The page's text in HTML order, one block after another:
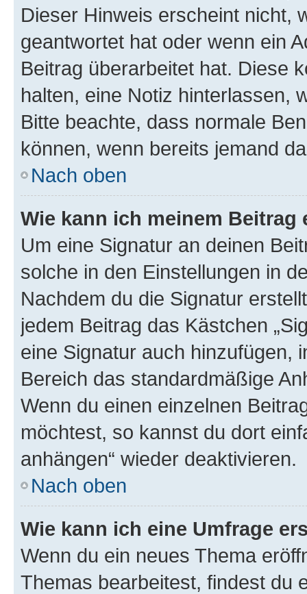
Dieser Hinweis erscheint nicht,
geantwortet hat oder wenn ein
Beitrag überarbeitet hat. Diese
halten, eine Notiz hinterlassen,
Bitte beachte, dass normale
können, wenn bereits jemand
Nach oben
Wie kann ich meinem
Um eine Signatur an deinen
solche in den Einstellungen in
Nachdem du die Signatur
jedem Beitrag das Kästchen
eine Signatur auch hinzufügen,
Bereich das standardmäßige
Wenn du einen einzelnen
möchtest, so kannst du dort
anhängen“ wieder deaktivieren.
Nach oben
Wie kann ich eine Umfrage
Wenn du ein neues Thema
Themas bearbeitest, findest du